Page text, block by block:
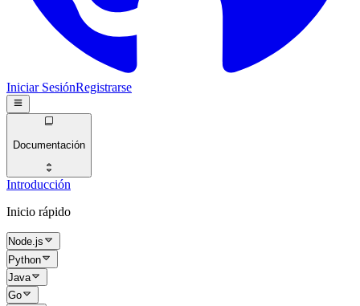
Iniciar SesiónRegistrarse
Documentación
Introducción
Inicio rápido
Node.js
Python
Java
Go